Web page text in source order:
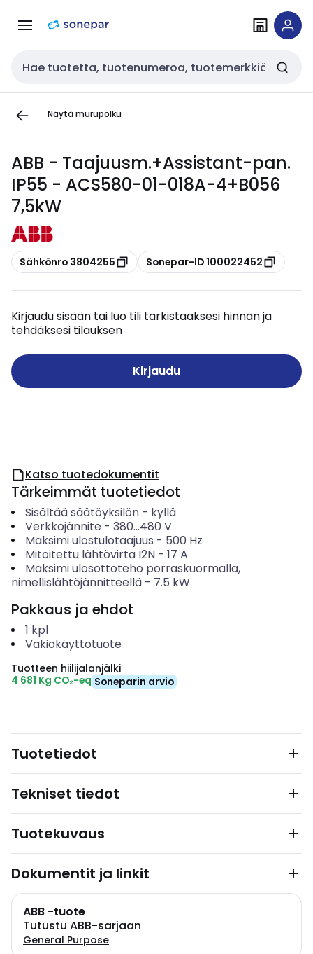
navigointiinsisältöön
Haku
Näytä murupolku
ABB - Taajuusm.+Assistant-pan.
IP55 - ACS580-01-018A-4+B056
7,5kW
Kopioi
Sähkönro 3804255 Kopioi
Sonepar-ID 100022452
Kirjaudu sisään tai luo tili tarkistaaksesi hinnan ja
tehdäksesi tilauksen
Kirjaudu
Katso tuotedokumentit
Tärkeimmät tuotetiedot
Sisältää säätöyksilön- kyllä
Verkkojännite - 380...480 V
Maksimi ulostulotaajuus - 500 Hz
Mitoitettu lähtövirta I2N- 17 A
Maksimi ulosottoteho porraskuormalla,
nimellislähtöjännitteellä - 7.5 kW
Pakkaus ja ehdot
1 kpl
Vakiokäyttötuote
Tuotteen hiilijalanjälki
4 681 Kg CO₂-eq Soneparin arvio
Tuotetiedot
Tekniset tiedot
Tuotekuvaus
Dokumentit ja linkit
ABB -tuote
Tutustu ABB-sarjaan
General Purpose